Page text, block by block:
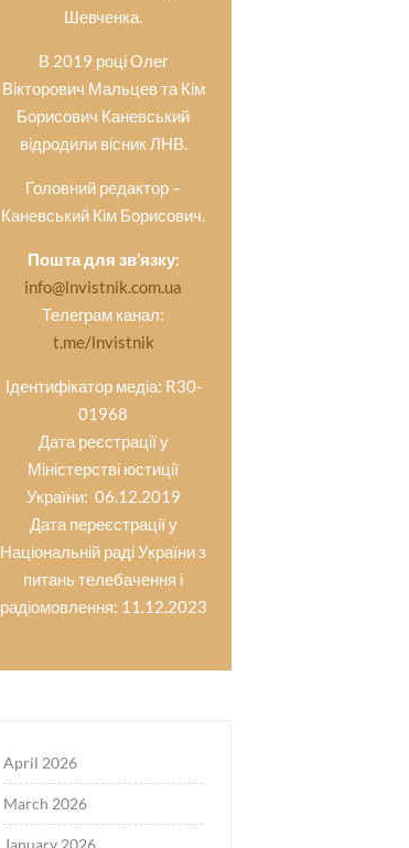
Шевченка.
В 2019 році Олег
Вікторович Мальцев та Кім
Борисович Каневський
відродили вісник ЛНВ.
Головний редактор –
Каневський Кім Борисович.
Пошта для зв’язку:
info@lnvistnik.com.ua
Телеграм канал:
t.me/lnvistnik
Ідентифікатор медіа: R30-
01968
Дата реєстрації у
Міністерстві юстиції
України: 06.12.2019
Дата переєстрації у
Національній раді України з
питань телебачення і
радіомовлення: 11.12.2023
April 2026
March 2026
January 2026